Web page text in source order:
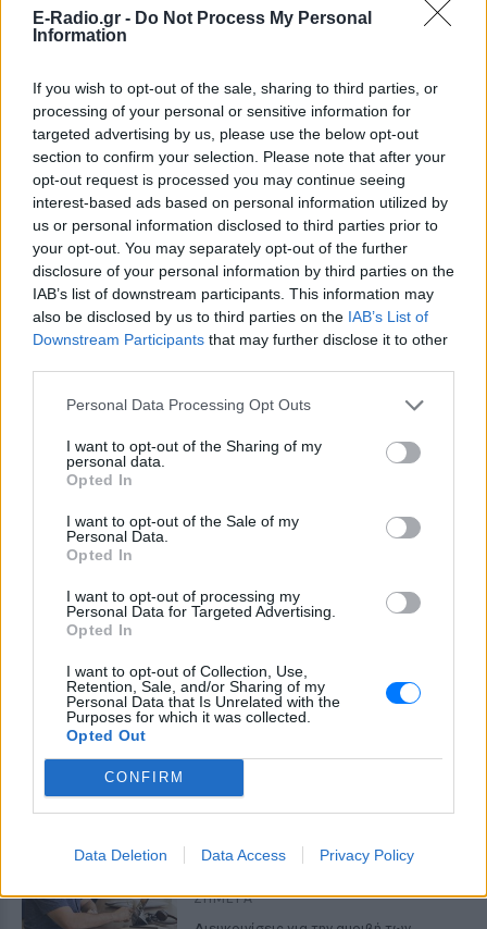
E-Radio.gr - Do Not Process My Personal
Information
If you wish to opt-out of the sale, sharing to third parties, or
processing of your personal or sensitive information for
targeted advertising by us, please use the below opt-out
section to confirm your selection. Please note that after your
opt-out request is processed you may continue seeing
interest-based ads based on personal information utilized by
us or personal information disclosed to third parties prior to
your opt-out. You may separately opt-out of the further
disclosure of your personal information by third parties on the
IAB’s list of downstream participants. This information may
also be disclosed by us to third parties on the IAB’s List of
Downstream Participants that may further disclose it to other
Personal Data Processing Opt Outs
I want to opt-out of the Sharing of my
personal data.
Opted In
I want to opt-out of the Sale of my
Personal Data.
Opted In
I want to opt-out of processing my
Personal Data for Targeted Advertising.
Opted In
I want to opt-out of Collection, Use,
Retention, Sale, and/or Sharing of my
Personal Data that Is Unrelated with the
Purposes for which it was collected.
Opted Out
CONFIRM
Data Deletion Data Access Privacy Policy
ΔΕΙΤΕ ΕΠΙΣΗΣ
Ιταλία: 27 μεγάλες πόλεις στο
υψηλότερο επίπεδο
Από το βορρά ως το νότο, από την
συναγερμού, καθώς εντείνεται το
τέταρτο κύμα καύσωνα που μαστίζει τη
Προφυλακίστηκε ο Αφγανός για
τη δολοφονία της 38χρονης
ΣΉΜΕΡΑ
Ζήτησε τον ιατρικό φάκελο του θύματος
αμείβεται η εργασία την αργία
στον ιδιωτικό τομέα
ΣΉΜΕΡΑ